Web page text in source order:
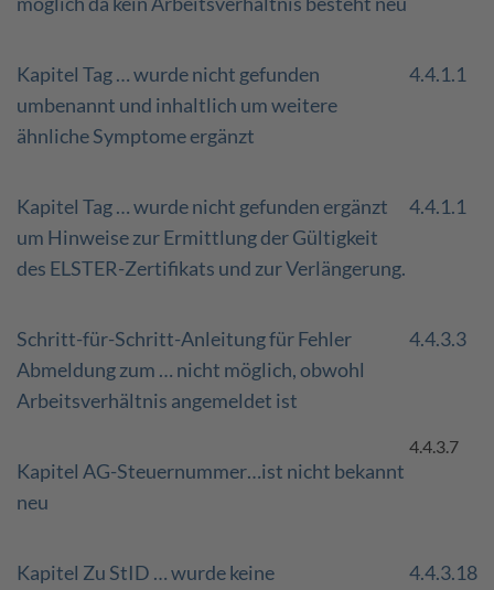
Kapitel Tag … wurde nicht gefunden
umbenannt und inhaltlich um weitere
ähnliche Symptome ergänzt
4.4.1.1
Kapitel Tag … wurde nicht gefunden ergänzt
um Hinweise zur Ermittlung der Gültigkeit
des ELSTER-Zertifikats und zur Verlängerung.
4.4.1.1
Schritt-für-Schritt-Anleitung für Fehler
Abmeldung zum … nicht möglich, obwohl
Arbeitsverhältnis angemeldet ist
4.4.3.3
Kapitel AG-Steuernummer…ist nicht bekannt
neu
4.4.3.7
Kapitel Zu StID … wurde keine
4.4.3.18